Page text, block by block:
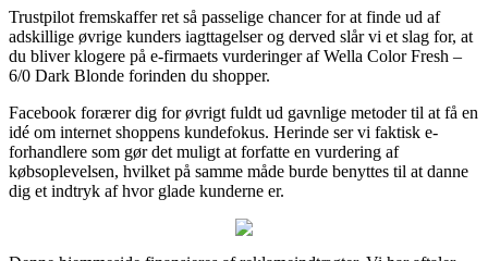
Trustpilot fremskaffer ret så passelige chancer for at finde ud af
adskillige øvrige kunders iagttagelser og derved slår vi et slag for, at
du bliver klogere på e-firmaets vurderinger af Wella Color Fresh –
6/0 Dark Blonde forinden du shopper.
Facebook forærer dig for øvrigt fuldt ud gavnlige metoder til at få en
idé om internet shoppens kundefokus. Herinde ser vi faktisk e-
forhandlere som gør det muligt at forfatte en vurdering af
købsoplevelsen, hvilket på samme måde burde benyttes til at danne
dig et indtryk af hvor glade kunderne er.